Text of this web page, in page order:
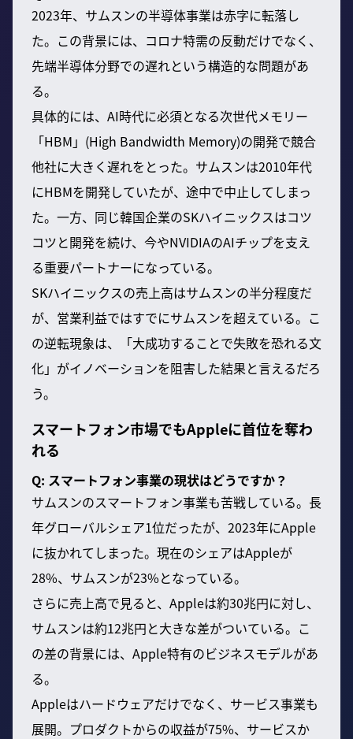
2023年、サムスンの半導体事業は赤字に転落し
た。この背景には、コロナ特需の反動だけでなく、
先端半導体分野での遅れという構造的な問題があ
る。
具体的には、AI時代に必須となる次世代メモリー
「HBM」(High Bandwidth Memory)の開発で競合
他社に大きく遅れをとった。サムスンは2010年代
にHBMを開発していたが、途中で中止してしまっ
た。一方、同じ韓国企業のSKハイニックスはコツ
コツと開発を続け、今やNVIDIAのAIチップを支え
る重要パートナーになっている。
SKハイニックスの売上高はサムスンの半分程度だ
が、営業利益ではすでにサムスンを超えている。こ
の逆転現象は、「大成功することで失敗を恐れる文
化」がイノベーションを阻害した結果と言えるだろ
う。
スマートフォン市場でもAppleに首位を奪わ
れる
Q: スマートフォン事業の現状はどうですか？
サムスンのスマートフォン事業も苦戦している。長
年グローバルシェア1位だったが、2023年にApple
に抜かれてしまった。現在のシェアはAppleが
28%、サムスンが23%となっている。
さらに売上高で見ると、Appleは約30兆円に対し、
サムスンは約12兆円と大きな差がついている。こ
の差の背景には、Apple特有のビジネスモデルがあ
る。
Appleはハードウェアだけでなく、サービス事業も
展開。プロダクトからの収益が75%、サービスか